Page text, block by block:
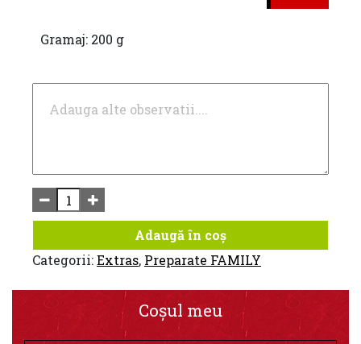
Gramaj: 200 g
Adaugă în coș
Categorii:Extras, Preparate FAMILY
Coșul meu